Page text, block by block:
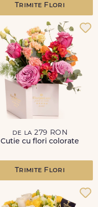
Trimite Flori
de la 279 RON
Cutie cu flori colorate
Trimite Flori